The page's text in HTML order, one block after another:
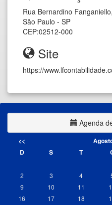
Rua Bernardino
São Paulo - SP
CEP:02512-000
Site
https://
Agenda
<<
D
S T
2
3 4
9
10 11
16
17 18